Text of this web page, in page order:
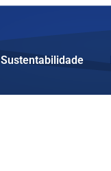
Sustentabilidade